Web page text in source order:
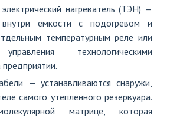
нагреватель (ТЭН) —
внутри емкости с подогревом и
температурным реле или
технологическими
— устанавливаются снаружи,
самого утепленного резервуара.
матрице, которая